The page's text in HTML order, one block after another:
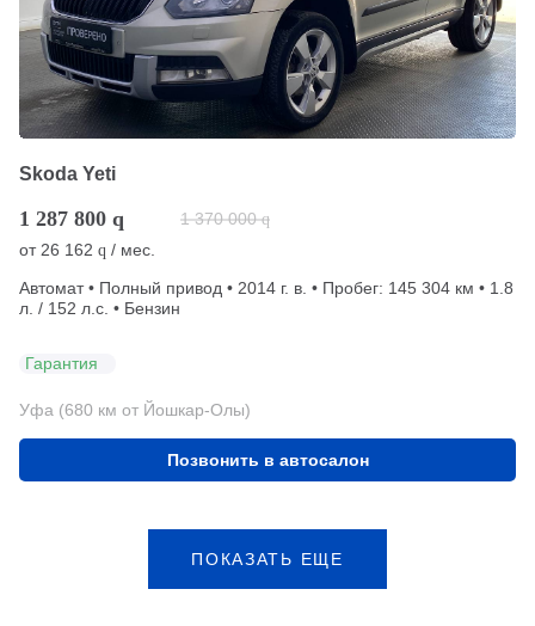
Skoda Yeti
1 287 800 q 1 370 000 q
от 26 162 q / мес.
Автомат • Полный привод • 2014 г. в. • Пробег: 145 304 км • 1.8
л. / 152 л.с. • Бензин
Гарантия
Уфа (680 км от Йошкар-Олы)
Позвонить в автосалон
ПОКАЗАТЬ ЕЩЕ